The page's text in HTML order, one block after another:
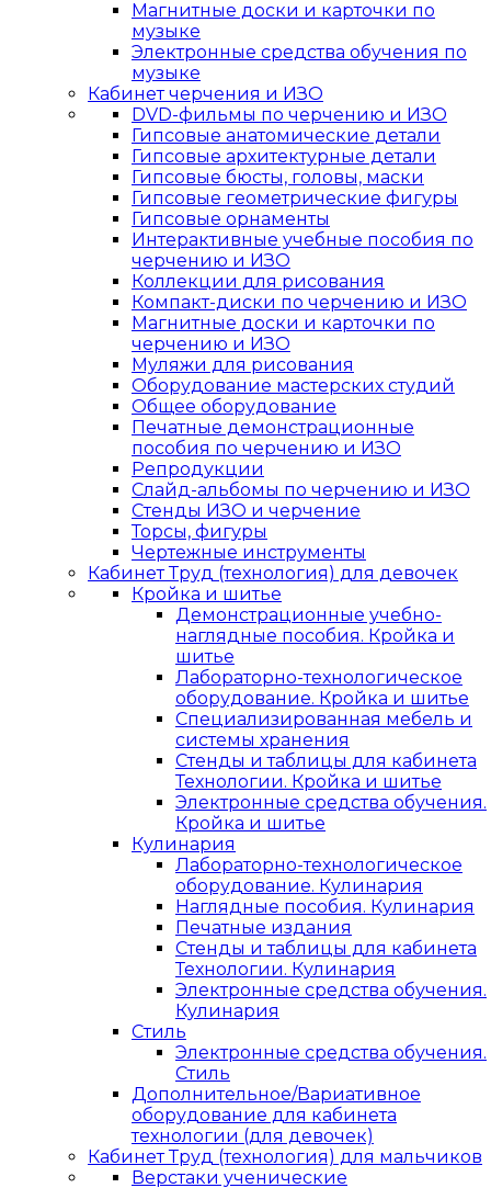
Магнитные доски и карточки по
музыке
Электронные средства обучения по
музыке
Кабинет черчения и ИЗО
DVD-фильмы по черчению и ИЗО
Гипсовые анатомические детали
Гипсовые архитектурные детали
Гипсовые бюсты, головы, маски
Гипсовые геометрические фигуры
Гипсовые орнаменты
Интерактивные учебные пособия по
черчению и ИЗО
Коллекции для рисования
Компакт-диски по черчению и ИЗО
Магнитные доски и карточки по
черчению и ИЗО
Муляжи для рисования
Оборудование мастерских студий
Общее оборудование
Печатные демонстрационные
пособия по черчению и ИЗО
Репродукции
Слайд-альбомы по черчению и ИЗО
Стенды ИЗО и черчение
Торсы, фигуры
Чертежные инструменты
Кабинет Труд (технология) для девочек
Кройка и шитье
Демонстрационные учебно-
наглядные пособия. Кройка и
шитье
Лабораторно-технологическое
оборудование. Кройка и шитье
Специализированная мебель и
системы хранения
Стенды и таблицы для кабинета
Технологии. Кройка и шитье
Электронные средства обучения.
Кройка и шитье
Кулинария
Лабораторно-технологическое
оборудование. Кулинария
Наглядные пособия. Кулинария
Печатные издания
Стенды и таблицы для кабинета
Технологии. Кулинария
Электронные средства обучения.
Кулинария
Стиль
Электронные средства обучения.
Стиль
Дополнительное/Вариативное
оборудование для кабинета
технологии (для девочек)
Кабинет Труд (технология) для мальчиков
Верстаки ученические